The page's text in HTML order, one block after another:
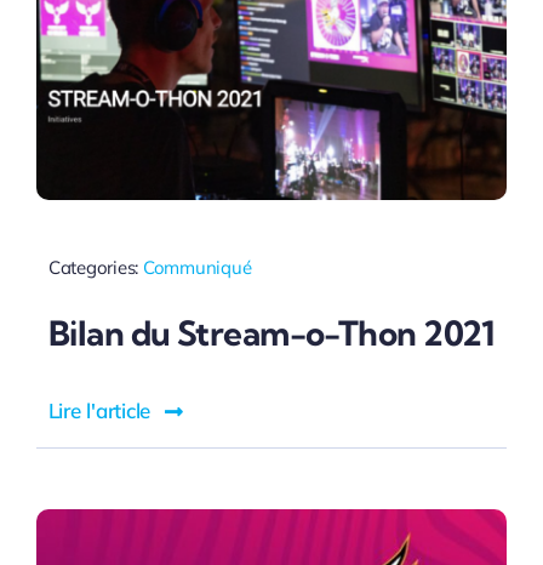
Categories: Communiqué
Bilan du Stream-o-Thon 2021
Lire l'article